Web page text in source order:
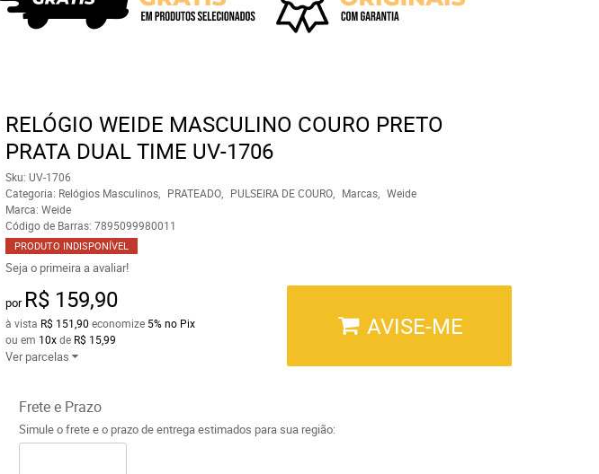
RELÓGIO WEIDE MASCULINO COURO PRETO
PRATA DUAL TIME UV-1706
Sku: UV-1706
Categoria: Relógios Masculinos PRATEADO PULSEIRA DE COURO Marcas
Weide
Marca: Weide
Código de Barras: 7895099980011
PRODUTO INDISPONÍVEL
Seja o primeira a avaliar!
por R$ 159,90
à vista R$ 151,90 economize 5% no Pix
ou em 10xde R$ 15,99
Ver parcelas
AVISE-ME
Frete e Prazo
Simule o frete e o prazo de entrega estimados para sua região: